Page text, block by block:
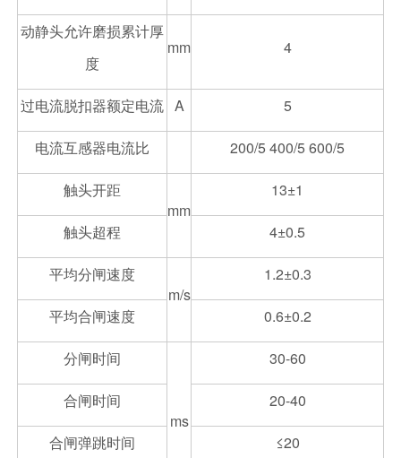
动静头允许磨损累计厚
度
mm 4
过电流脱扣器额定电流 A 5
电流互感器电流比 200/5 400/5 600/5
触头开距
mm
13±1
触头超程 4±0.5
平均分闸速度
m/s
1.2±0.3
平均合闸速度 0.6±0.2
分闸时间
ms
30-60
合闸时间 20-40
合闸弹跳时间 ≤20